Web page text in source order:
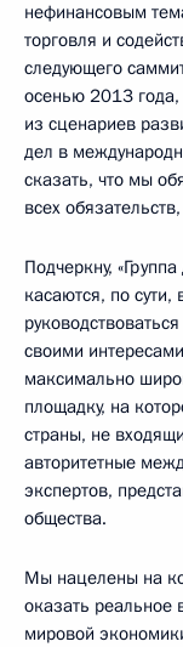
нефинансовым
торговля и
следующего
осенью 2013 года,
из сценариев
дел в
сказать, что мы
всех
Подчеркну,
касаются, по
своими
максимально
площадку, на
страны, не
авторитетные
экспертов,
общества.
Мы нацелены на
оказать реальное
мировой